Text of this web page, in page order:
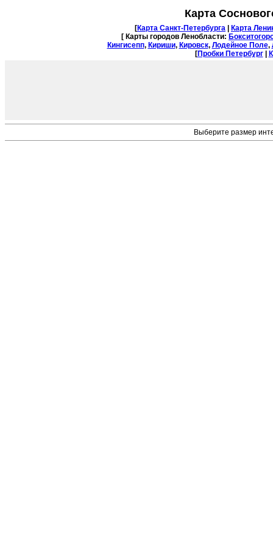
Карта
[Карта Санкт-Петербурга
Карта
[ Карты городов Ленобласти:
Кингисепп, Кириши, Кировск, Лодейное Поле,
[Пробки Петербург|
Выберите размер